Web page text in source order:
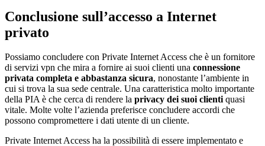
Conclusione sull’accesso a Internet
privato
Possiamo concludere con Private Internet Access che è un fornitore
di servizi vpn che mira a fornire ai suoi clienti una connessione
privata completa e abbastanza sicura, nonostante l’ambiente in
cui si trova la sua sede centrale. Una caratteristica molto importante
della PIA è che cerca di rendere la privacy dei suoi clientiquasi
vitale. Molte volte l’azienda preferisce concludere accordi che
possono compromettere i dati utente di un cliente.
Private Internet Access ha la possibilità di essere implementato e